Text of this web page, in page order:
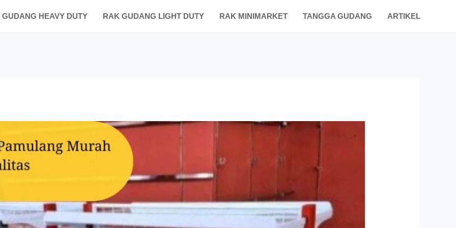
GUDANG HEAVY DUTY RAK GUDANG LIGHT DUTY RAK MINIMARKET TANGGA GUDANG ARTIKEL